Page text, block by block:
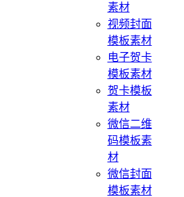
素材
视频封面
模板素材
电子贺卡
模板素材
贺卡模板
素材
微信二维
码模板素
材
微信封面
模板素材